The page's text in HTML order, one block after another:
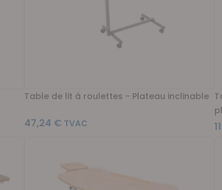
Table de lit à roulettes - Plateau inclinable
47,24 €